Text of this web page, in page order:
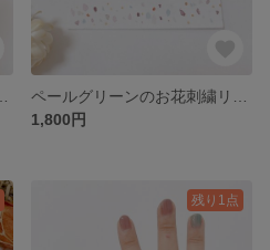
1,800円
残り1点